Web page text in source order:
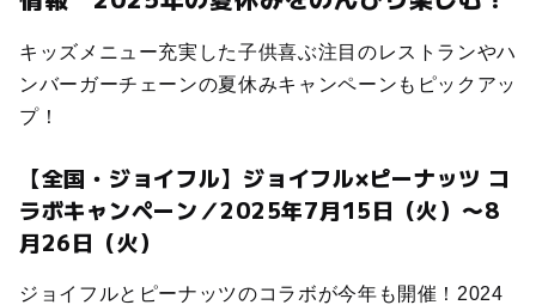
キッズメニュー充実した子供喜ぶ注目のレストランやハ
ンバーガーチェーンの夏休みキャンペーンもピックアッ
プ！
【全国・ジョイフル】ジョイフル×ピーナッツ コ
ラボキャンペーン／2025年7月15日（火）〜8
月26日（火）
ジョイフルとピーナッツのコラボが今年も開催！2024